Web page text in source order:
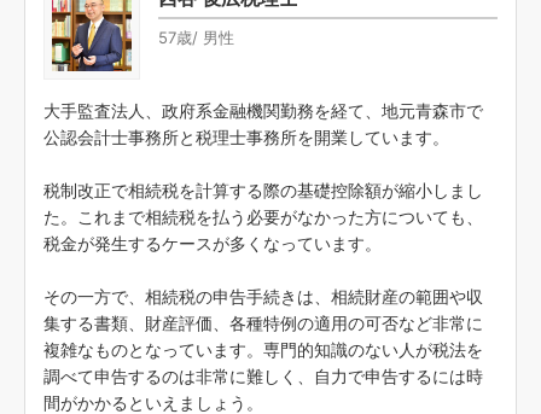
57歳/ 男性
大手監査法人、政府系金融機関勤務を経て、地元青森市で
公認会計士事務所と税理士事務所を開業しています。
税制改正で相続税を計算する際の基礎控除額が縮小しまし
た。これまで相続税を払う必要がなかった方についても、
税金が発生するケースが多くなっています。
その一方で、相続税の申告手続きは、相続財産の範囲や収
集する書類、財産評価、各種特例の適用の可否など非常に
複雑なものとなっています。専門的知識のない人が税法を
調べて申告するのは非常に難しく、自力で申告するには時
間がかかるといえましょう。